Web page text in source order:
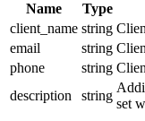
Name Type
client_name string
email
string
phone
string
description
string
set